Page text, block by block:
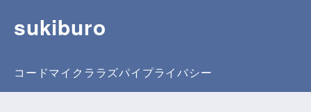
sukiburo
コードマイクララズパイ プライバシー